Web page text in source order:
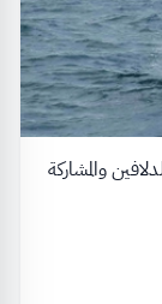
والدلافين والمشاركة